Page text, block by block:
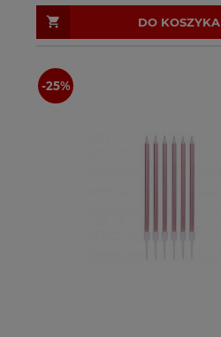
DO KOSZYKA